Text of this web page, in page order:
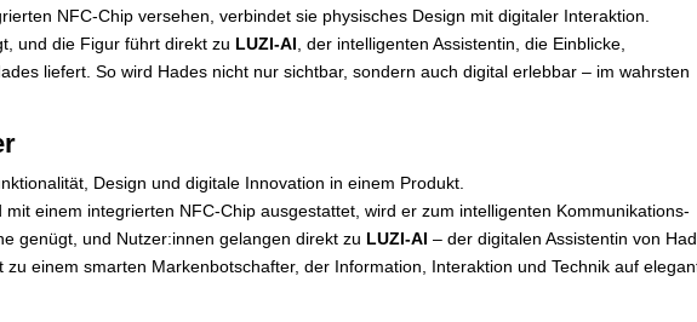
NFC-Chip versehen, verbindet sie physisches Design mit digitaler Interaktion.
und die Figur führt direkt zu LUZI-AI , der intelligenten Assistentin, die Einblicke,
liefert. So wird Hades nicht nur sichtbar, sondern auch digital erlebbar – im wahrsten
Design und digitale Innovation in einem Produkt.
einem integrierten NFC-Chip ausgestattet, wird er zum intelligenten Kommunikations-
genügt, und Nutzer:innen gelangen direkt zu LUZI-AI – der digitalen Assistentin von
einem smarten Markenbotschafter, der Information, Interaktion und Technik auf